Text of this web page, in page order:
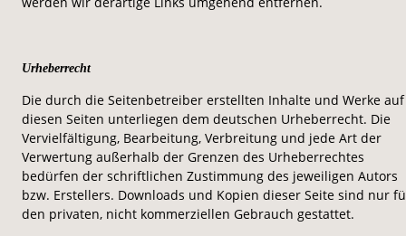
Urheberrecht
Die durch die Seitenbetreiber erstellten Inhalte und Werke
diesen Seiten unterliegen dem deutschen Urheberrecht. Die
Vervielfältigung, Bearbeitung, Verbreitung und jede Art der
Verwertung außerhalb der Grenzen des Urheberrechtes
bedürfen der schriftlichen Zustimmung des jeweiligen Autors
bzw. Erstellers. Downloads und Kopien dieser Seite sind nur
den privaten, nicht kommerziellen Gebrauch gestattet.